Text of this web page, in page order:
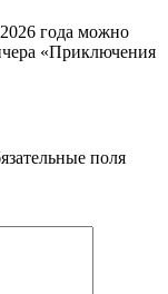
года можно
«Приключения
поля